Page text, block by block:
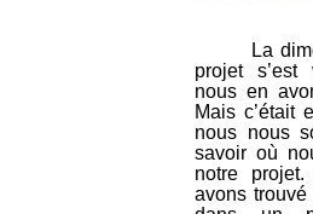
La
projet s’est
nous en
Mais c’était
nous nous
savoir où
notre
avons trouvé